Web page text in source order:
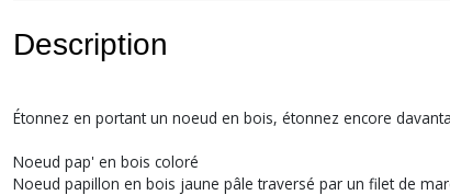
Description
Étonnez en portant un noeud en bois, étonnez encore
Noeud pap' en bois coloré
Noeud papillon en bois jaune pâle traversé par un filet de